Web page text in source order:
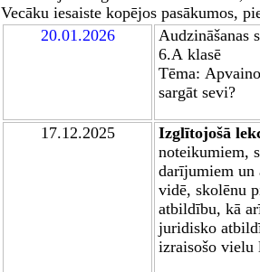
Vecāku iesaiste kopējos pasākumos,
20.01.2026
Audzināšanas
6.A klasē
Tēma:
sargāt sevi?
17.12.2025
Izglītojošā
noteikumiem,
darījumiem un
vidē, skolēnu
atbildību, kā
juridisko
izraisošo vielu